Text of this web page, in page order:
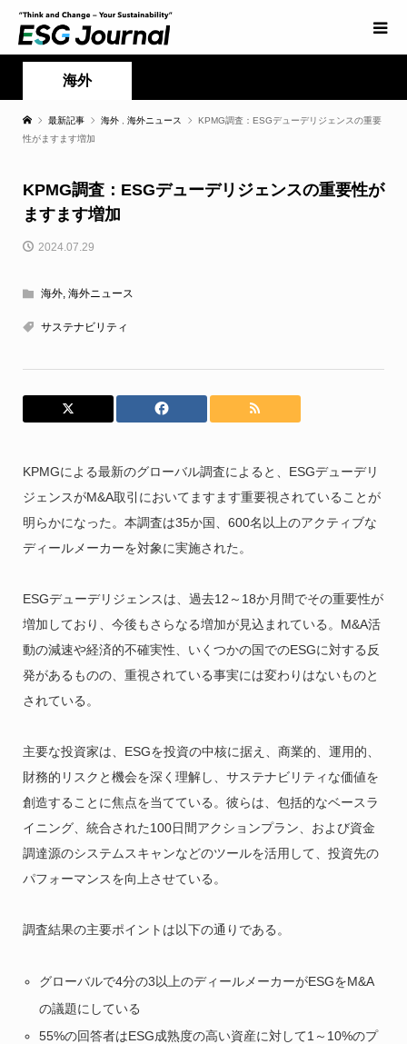
海外
最新記事 海外 海外ニュース
KPMG調査：ESGデューデリジェンスの重要
性がますます増加
KPMG調査：ESGデューデリジェンスの重要性が
ますます増加
2024.07.29
海外, 海外ニュース
サステナビリティ
KPMGによる最新のグローバル調査によると、ESGデューデリ
ジェンスがM&A取引においてますます重要視されていることが
明らかになった。本調査は35か国、600名以上のアクティブな
ディールメーカーを対象に実施された。
ESGデューデリジェンスは、過去12～18か月間でその重要性が
増加しており、今後もさらなる増加が見込まれている。M&A活
動の減速や経済的不確実性、いくつかの国でのESGに対する反
発があるものの、重視されている事実には変わりはないものと
されている。
主要な投資家は、ESGを投資の中核に据え、商業的、運用的、
財務的リスクと機会を深く理解し、サステナビリティな価値を
創造することに焦点を当てている。彼らは、包括的なベースラ
イニング、統合された100日間アクションプラン、および資金
調達源のシステムスキャンなどのツールを活用して、投資先の
パフォーマンスを向上させている。
調査結果の主要ポイントは以下の通りである。
グローバルで4分の3以上のディールメーカーがESGをM&A
の議題にしている
55%の回答者はESG成熟度の高い資産に対して1～10%のプ